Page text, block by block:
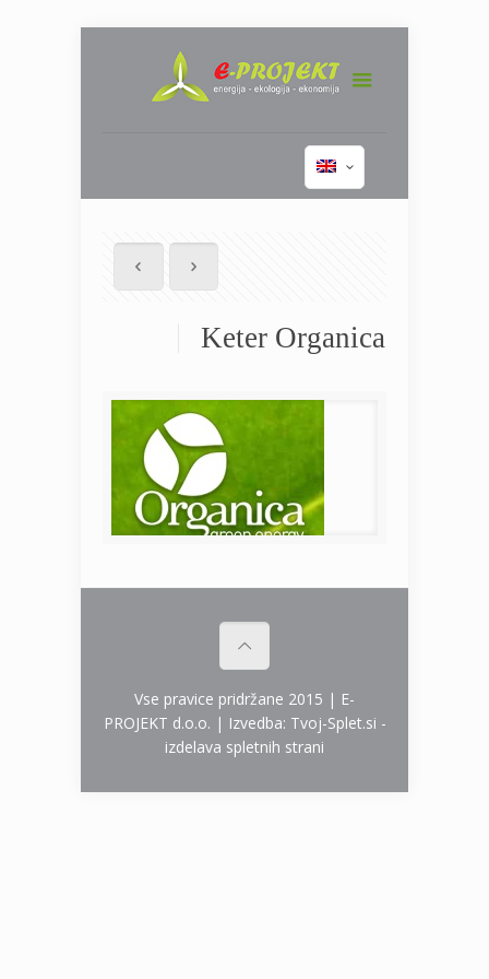
Keter Organica
Vse pravice pridržane 2015 | E-
PROJEKT d.o.o. | Izvedba: Tvoj-Splet.si -
izdelava spletnih strani